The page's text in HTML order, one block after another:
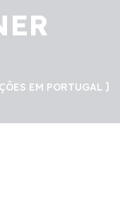
EM PORTUGAL